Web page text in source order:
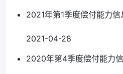
2021年第1季度偿付能力信
2021-04-28
2020年第4季度偿付能力